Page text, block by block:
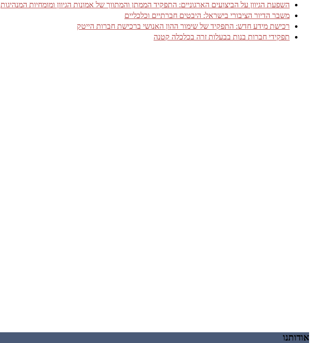
השפעת הגיוון על הביצועים הארגוניים: התפקיד הממתן והמתווך של אמונות הגיוון ומומחיות המנהיגות
משבר הדיור הציבורי בישראל: היבטים חברתיים וכלכליים
רכישת מידע חדש: התפקיד של שימור ההון האנושי ברכישת חברות הייטק
תפקידי חברות בנות בבעלות זרה בכלכלה קטנה
אודותנו